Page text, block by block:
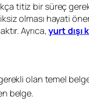
titiz bir süreç
olması hayati
Ayrıca,yurt dışı
olan temel
belge.